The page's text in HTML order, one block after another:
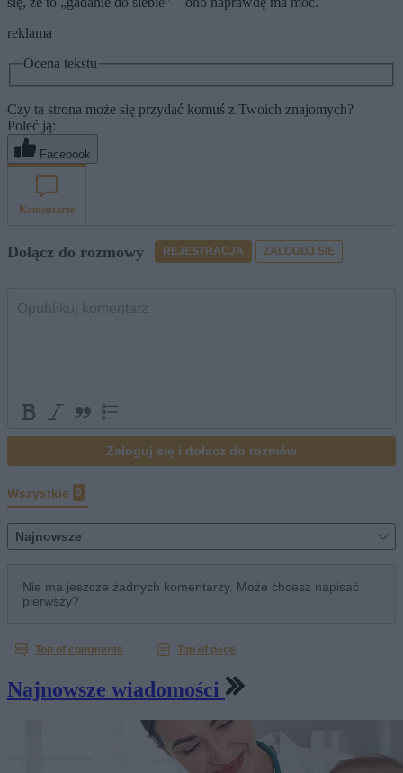
reklama
Ocena tekstu
Czy ta strona może się przydać komuś z Twoich znajomych?
Poleć ją:
Facebook
Najnowsze wiadomości